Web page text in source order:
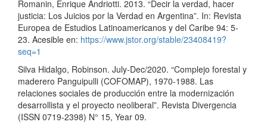
Romanin, Enrique Andriotti. 2013. “Decir la verdad, hacer
justicia: Los Juicios por la Verdad en Argentina”. In: Revista
Europea de Estudios Latinoamericanos y del Caribe 94: 5-
23. Acesible en: https://www.jstor.org/stable/23408419?
seq=1
Silva Hidalgo, Robinson. July-Dec/2020. “Complejo forestal y
maderero Panguipulli (COFOMAP), 1970-1988. Las
relaciones sociales de producción entre la modernización
desarrollista y el proyecto neoliberal”. Revista Divergencia
(ISSN 0719-2398) N° 15, Year 09.